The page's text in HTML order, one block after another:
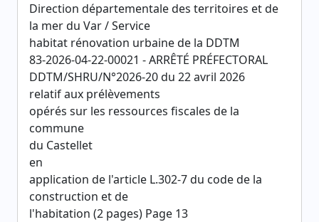
Direction départementale des territoires et de
la mer du Var / Service
habitat rénovation urbaine de la DDTM
83-2026-04-22-00021 - ARRÊTÉ PRÉFECTORAL
DDTM/SHRU/N°2026-20 du 22 avril 2026
relatif aux prélèvements
opérés sur les ressources fiscales de la
commune
du Castellet
en
application de l'article L.302-7 du code de la
construction et de
l'habitation (2 pages) Page 13